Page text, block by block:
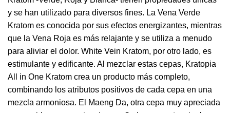
y se han utilizado para diversos fines. La Vena Verde
Kratom es conocida por sus efectos energizantes, mientras
que la Vena Roja es más relajante y se utiliza a menudo
para aliviar el dolor. White Vein Kratom, por otro lado, es
estimulante y edificante. Al mezclar estas cepas, Kratopia
All in One Kratom crea un producto más completo,
combinando los atributos positivos de cada cepa en una
mezcla armoniosa. El Maeng Da, otra cepa muy apreciada